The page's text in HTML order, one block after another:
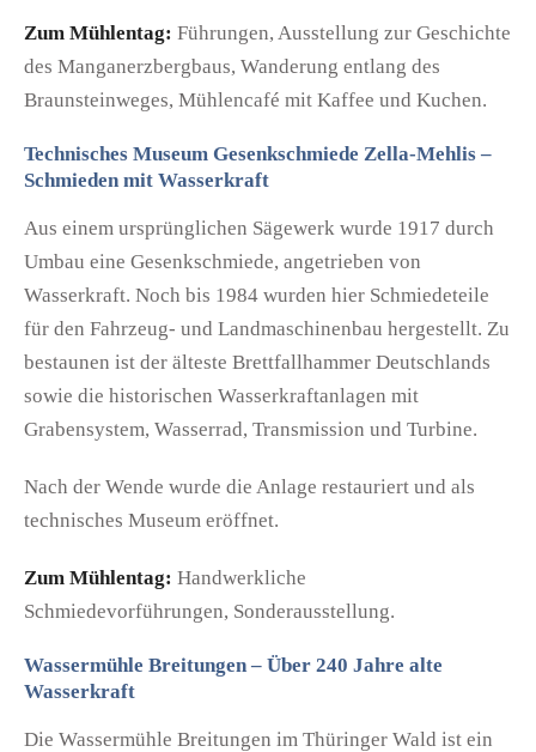
Zum Mühlentag: Führungen, Ausstellung zur Geschichte
des Manganerzbergbaus, Wanderung entlang des
Braunsteinweges, Mühlencafé mit Kaffee und Kuchen.
Technisches Museum Gesenkschmiede Zella-Mehlis –
Schmieden mit Wasserkraft
Aus einem ursprünglichen Sägewerk wurde 1917 durch
Umbau eine Gesenkschmiede, angetrieben von
Wasserkraft. Noch bis 1984 wurden hier Schmiedeteile
für den Fahrzeug- und Landmaschinenbau hergestellt. Zu
bestaunen ist der älteste Brettfallhammer Deutschlands
sowie die historischen Wasserkraftanlagen mit
Grabensystem, Wasserrad, Transmission und Turbine.
Nach der Wende wurde die Anlage restauriert und als
technisches Museum eröffnet.
Zum Mühlentag: Handwerkliche
Schmiedevorführungen, Sonderausstellung.
Wassermühle Breitungen – Über 240 Jahre alte
Wasserkraft
Die Wassermühle Breitungen im Thüringer Wald ist ein